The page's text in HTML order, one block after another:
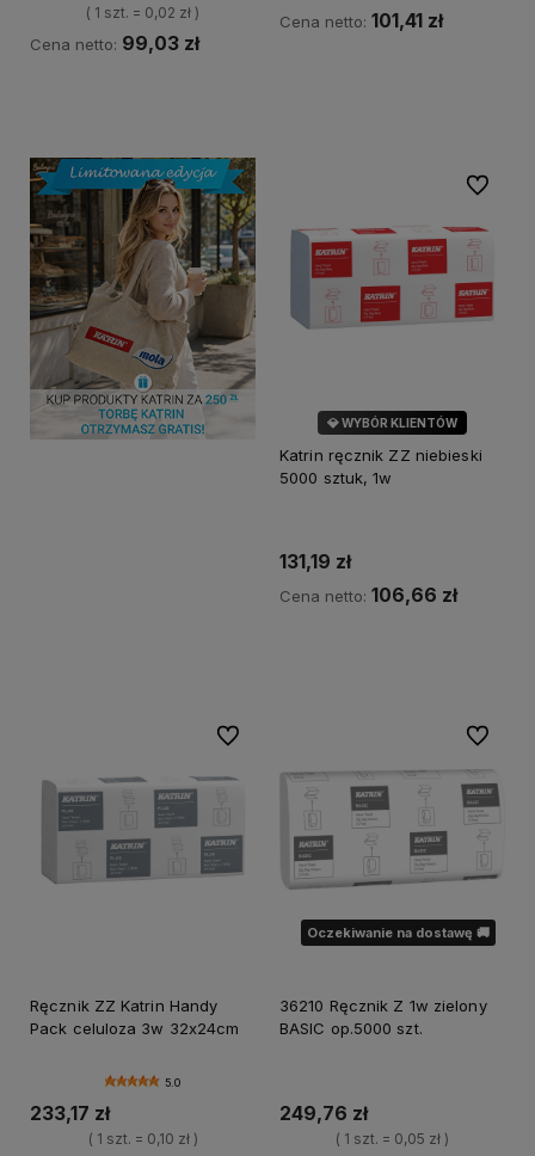
( 1 szt. = 0,02 zł )
Cena netto: 99,03 zł
Cena netto: 101,41 zł
💎 WYBÓR KLIENTÓW
Katrin ręcznik ZZ niebieski
5000 sztuk, 1w
131,19 zł
Cena netto: 106,66 zł
Do
Ręcznik ZZ Katrin Handy
Pack celuloza 3w 32x24cm
5.0
233,17 zł
( 1 szt. = 0,10 zł )
Do ulubionych
Oczekiwanie na dostawę 🚚
36210 Ręcznik Z 1w zielony
BASIC op.5000 szt.
249,76 zł
( 1 szt. = 0,05 zł )
Do